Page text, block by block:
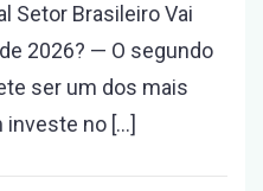
Tech
ou
Varejo:
Setor Brasileiro Vai
2026? — O segundo
ser um dos mais
investe no […]